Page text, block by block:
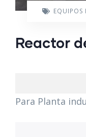
EQUIPOS
Reactor
Para Planta